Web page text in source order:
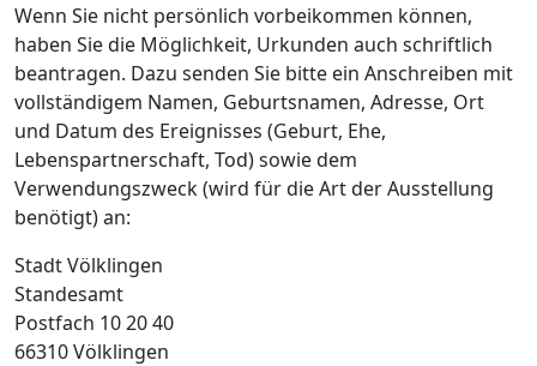
Wenn Sie nicht persönlich vorbeikommen können,
haben Sie die Möglichkeit, Urkunden auch schriftlich
beantragen. Dazu senden Sie bitte ein Anschreiben mit
vollständigem Namen, Geburtsnamen, Adresse, Ort
und Datum des Ereignisses (Geburt, Ehe,
Lebenspartnerschaft, Tod) sowie dem
Verwendungszweck (wird für die Art der Ausstellung
benötigt) an:
Stadt Völklingen
Standesamt
Postfach 10 20 40
66310 Völklingen